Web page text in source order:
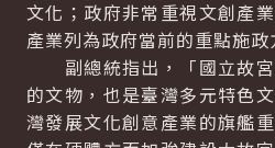
文化；政府非常重視文創產
產業列為政府當前的重點施政
副總統指出，「國立故宮
的文物，也是臺灣多元特色
灣發展文化創意產業的旗艦